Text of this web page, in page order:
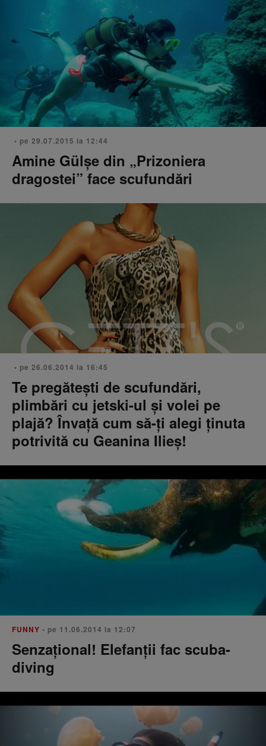
• pe 29.07.2015 la 12:44
Amine Gülșe din „Prizoniera
dragostei” face scufundări
• pe 26.06.2014 la 16:45
Te pregătești de scufundări,
plimbări cu jetski-ul și volei pe
plajă? Învață cum să-ți alegi ținuta
potrivită cu Geanina Ilieș!
FUNNY • pe 11.06.2014 la 12:07
Senzațional! Elefanții fac scuba-
diving